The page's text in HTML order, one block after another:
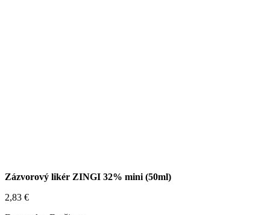
Zázvorový likér ZINGI 32% mini (50ml)
2,83 €